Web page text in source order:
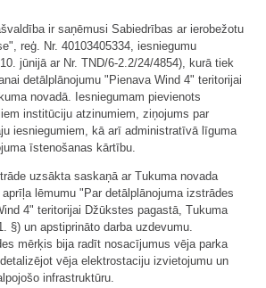
ir saņēmusi Sabiedrības ar ierobežotu
reģ. Nr. 40103405334, iesniegumu
jūnijā ar Nr. TND/6-2.2/24/4854), kurā tiek
detālplānojumu "Pienava Wind 4" teritorijai
novadā. Iesniegumam pievienots
institūciju atzinumiem, ziņojums par
iesniegumiem, kā arī administratīvā līguma
īstenošanas kārtību.
uzsākta saskaņā ar Tukuma novada
lēmumu "Par detālplānojuma izstrādes
4" teritorijai Džūkstes pagastā, Tukuma
§) un apstiprināto darba uzdevumu.
mērķis bija radīt nosacījumus vēja parka
vēja elektrostaciju izvietojumu un
infrastruktūru.